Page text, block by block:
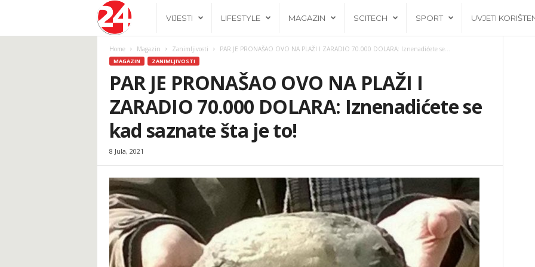
.
b
a
VIJESTI LIFESTYLE MAGAZIN SCITECH SPORT UVJETI
Home Magazin Zanimljivosti PAR JE PRONAŠAO OVO NA PLAŽI I ZARADIO 70.000 DOLARA: Iznenadićete se...
MAGAZIN ZANIMLJIVOSTI
PAR JE PRONAŠAO OVO NA PLAŽI I
ZARADIO 70.000 DOLARA: Iznenadićete se
kad saznate šta je to!
8 Jula, 2021